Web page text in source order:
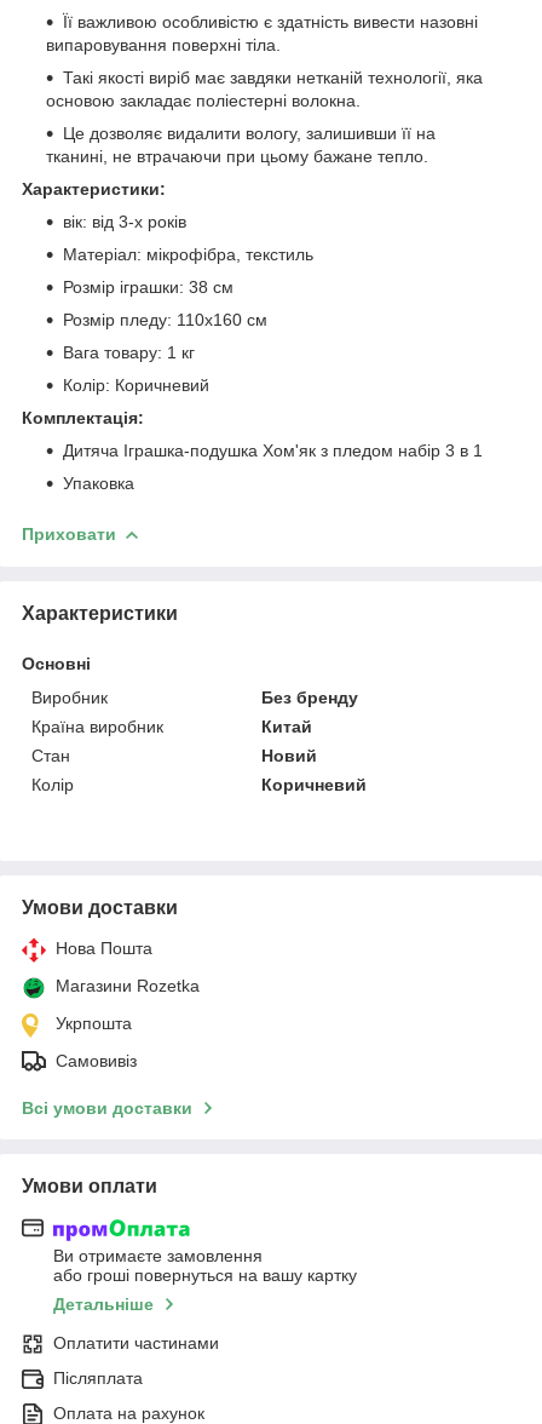
Її важливою особливістю є здатність вивести назовні
випаровування поверхні тіла.
Такі якості виріб має завдяки нетканій технології, яка
основою закладає поліестерні волокна.
Це дозволяє видалити вологу, залишивши її на
тканині, не втрачаючи при цьому бажане тепло.
Характеристики:
вік: від 3-х років
Матеріал: мікрофібра, текстиль
Розмір іграшки: 38 см
Розмір пледу: 110x160 см
Вага товару: 1 кг
Колір: Коричневий
Комплектація:
Дитяча Іграшка-подушка Хом'як з пледом набір 3 в 1
Упаковка
Приховати
Характеристики
Основні
Виробник
Без бренду
Країна виробник
Китай
Стан
Новий
Колір
Коричневий
Умови доставки
Нова Пошта
Магазини Rozetka
Укрпошта
Самовивіз
Всі умови доставки
Умови оплати
Ви отримаєте замовлення
або гроші повернуться на вашу картку
Детальніше
Оплатити частинами
Післяплата
Оплата на рахунок